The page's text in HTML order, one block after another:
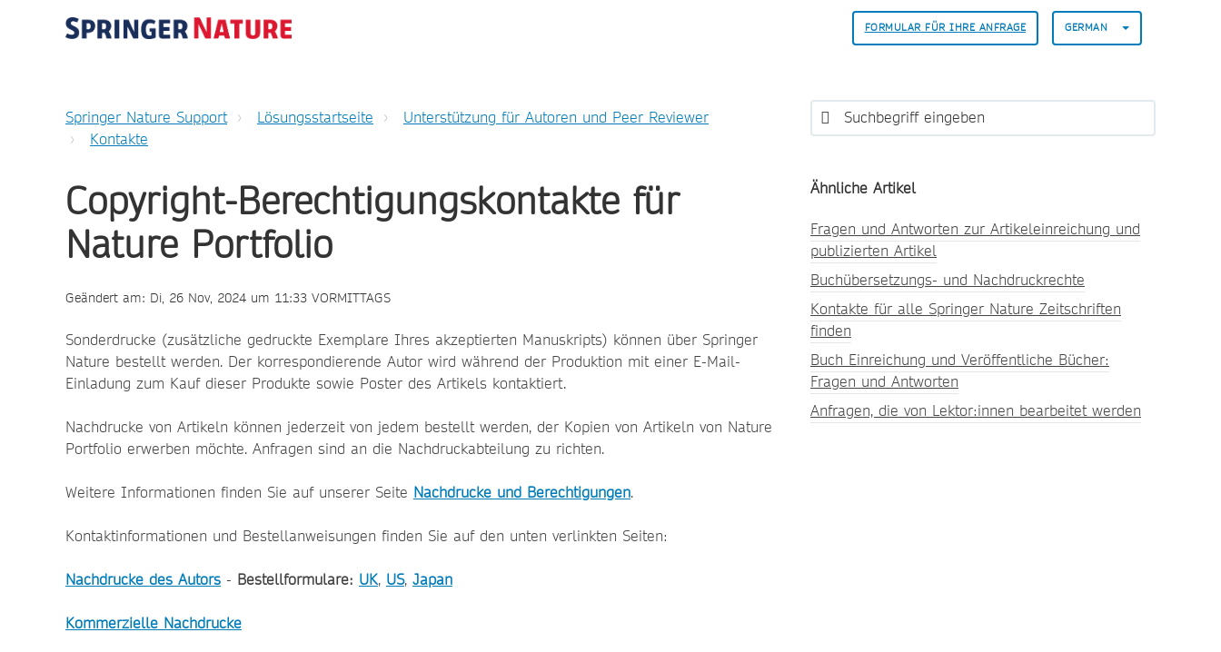
FORMULAR FÜR IHRE ANFRAGE GERMAN
Springer Nature Support Lösungsstartseite
Unterstützung für Autoren und Peer Reviewer
Kontakte
Copyright-Berechtigungskontakte für
Nature Portfolio
Geändert am: Di, 26 Nov, 2024 um 11:33 VORMITTAGS
Sonderdrucke (zusätzliche gedruckte Exemplare Ihres akzeptierten Manuskripts) können über Springer
Nature bestellt werden. Der korrespondierende Autor wird während der Produktion mit einer E-Mail-
Einladung zum Kauf dieser Produkte sowie Poster des Artikels kontaktiert.
Nachdrucke von Artikeln können jederzeit von jedem bestellt werden, der Kopien von Artikeln von Nature
Portfolio erwerben möchte. Anfragen sind an die Nachdruckabteilung zu richten.
Weitere Informationen finden Sie auf unserer Seite Nachdrucke und Berechtigungen.
Kontaktinformationen und Bestellanweisungen finden Sie auf den unten verlinkten Seiten:
Nachdrucke des Autors - Bestellformulare: UK, US, Japan
Kommerzielle Nachdrucke
Ähnliche Artikel
Fragen und Antworten zur Artikeleinreichung und
publizierten Artikel
Buchübersetzungs- und Nachdruckrechte
Kontakte für alle Springer Nature Zeitschriften
finden
Buch Einreichung und Veröffentliche Bücher:
Fragen und Antworten
Anfragen, die von Lektor:innen bearbeitet werden